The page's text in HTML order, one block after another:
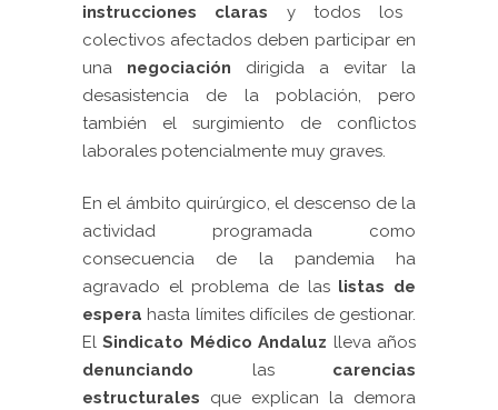
instrucciones claras y todos los
colectivos afectados deben participar en
una negociación dirigida a evitar la
desasistencia de la población, pero
también el surgimiento de conflictos
laborales potencialmente muy graves.
En el ámbito quirúrgico, el descenso de la
actividad programada como
consecuencia de la pandemia ha
agravado el problema de las listas de
espera hasta límites difíciles de gestionar.
ElSindicato Médico Andaluz lleva años
denunciando las carencias
estructurales que explican la demora